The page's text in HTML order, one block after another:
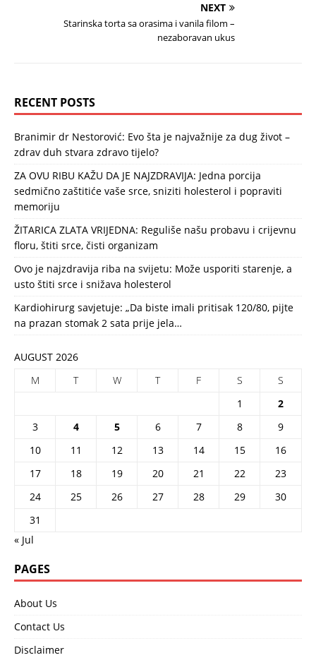
NEXT
Starinska torta sa orasima i vanila filom –
nezaboravan ukus
RECENT POSTS
Branimir dr Nestorović: Evo šta je najvažnije za dug život –
zdrav duh stvara zdravo tijelo?
ZA OVU RIBU KAŽU DA JE NAJZDRAVIJA: Jedna porcija
sedmično zaštitiće vaše srce, sniziti holesterol i popraviti
memoriju
ŽITARICA ZLATA VRIJEDNA: Reguliše našu probavu i crijevnu
floru, štiti srce, čisti organizam
Ovo je najzdravija riba na svijetu: Može usporiti starenje, a
usto štiti srce i snižava holesterol
Kardiohirurg savjetuje: „Da biste imali pritisak 120/80, pijte
na prazan stomak 2 sata prije jela…
AUGUST 2026
M
T W T F S
S
1
2
3
4 5 6 7 8
9
10
11 12 13 14 15
16
17
18 19 20 21 22
23
24
25 26 27 28 29
30
31
« Jul
PAGES
About Us
Contact Us
Disclaimer